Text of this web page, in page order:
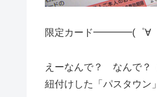
限定カード━━━━(゜
えーなんで？ なんで？
紐付けした「パスタウン